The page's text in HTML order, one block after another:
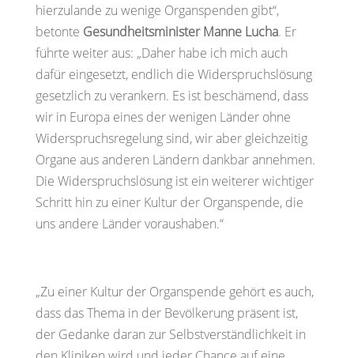
hierzulande zu wenige Organspenden gibt“,
betonte Gesundheitsminister Manne Lucha. Er
führte weiter aus: „Daher habe ich mich auch
dafür eingesetzt, endlich die Widerspruchslösung
gesetzlich zu verankern. Es ist beschämend, dass
wir in Europa eines der wenigen Länder ohne
Widerspruchsregelung sind, wir aber gleichzeitig
Organe aus anderen Ländern dankbar annehmen.
Die Widerspruchslösung ist ein weiterer wichtiger
Schritt hin zu einer Kultur der Organspende, die
uns andere Länder voraushaben.“
„Zu einer Kultur der Organspende gehört es auch,
dass das Thema in der Bevölkerung präsent ist,
der Gedanke daran zur Selbstverständlichkeit in